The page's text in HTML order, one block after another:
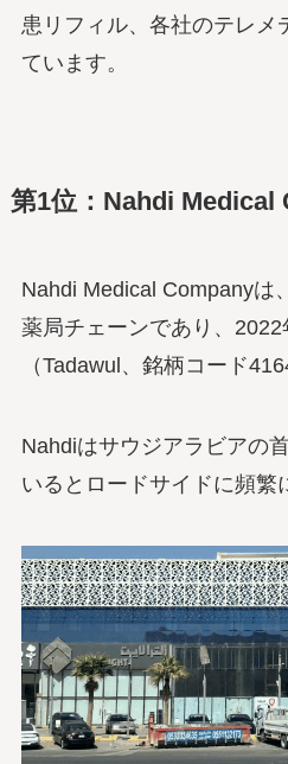
患リフィル、各社のテレメ
ています。
第1位：Nahdi Medical
Nahdi Medical Companyは
薬局チェーンであり、
（Tadawul、銘柄コード
Nahdiはサウジアラビアの
いるとロードサイドに頻繁